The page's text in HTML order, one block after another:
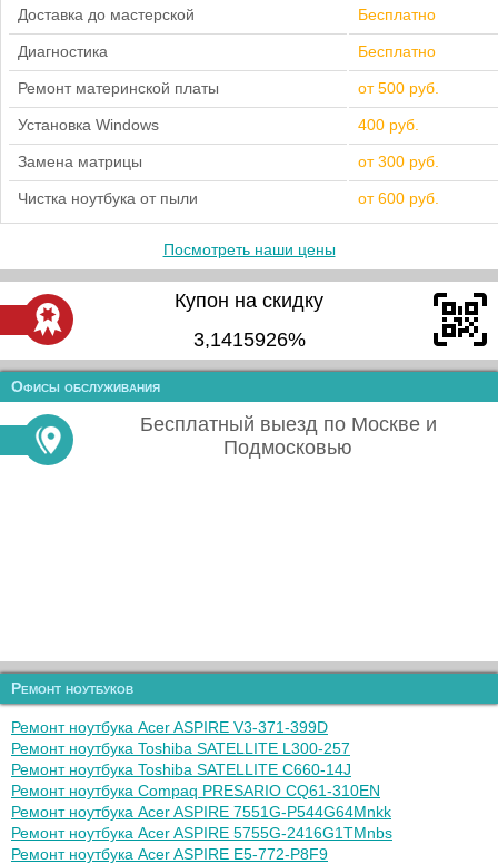
Доставка до мастерской Бесплатно
Диагностика Бесплатно
Ремонт материнской платы от 500 руб.
Установка Windows 400 руб.
Замена матрицы от 300 руб.
Чистка ноутбука от пыли от 600 руб.
Посмотреть наши цены
Купон на скидку
3,1415926%
Офисы обслуживания
Бесплатный выезд по Москве и
Подмосковью
Ремонт ноутбуков
Ремонт ноутбука Acer ASPIRE V3-371-399D
Ремонт ноутбука Toshiba SATELLITE L300-257
Ремонт ноутбука Toshiba SATELLITE C660-14J
Ремонт ноутбука Compaq PRESARIO CQ61-310EN
Ремонт ноутбука Acer ASPIRE 7551G-P544G64Mnkk
Ремонт ноутбука Acer ASPIRE 5755G-2416G1TMnbs
Ремонт ноутбука Acer ASPIRE E5-772-P8F9